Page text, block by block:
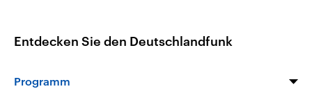
Entdecken Sie den Deutschlandfunk
Programm